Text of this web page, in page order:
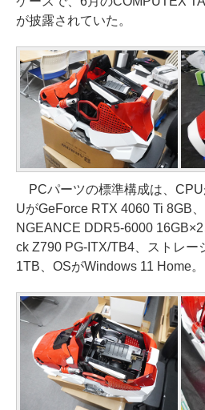
が披露されていた。
PCパーツの標準構成は、
UがGeForce RTX 4060 Ti 8GB
NGEANCE DDR5-6000
ck Z790 PG-ITX/TB4、ストレー
1TB、OSがWindows 11 Home。